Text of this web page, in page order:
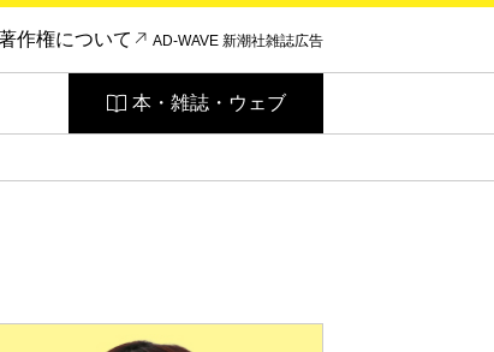
作権について AD-WAVE 新潮社雑誌広告
本・雑誌・ウェブ